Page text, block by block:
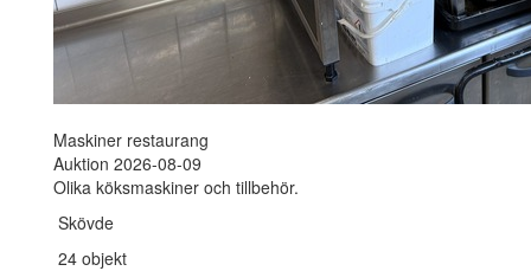
Maskiner restaurang
Auktion 2026-08-09
Olika köksmaskiner och tillbehör.
Skövde
24 objekt